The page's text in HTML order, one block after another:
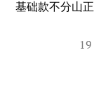
基础款不分山